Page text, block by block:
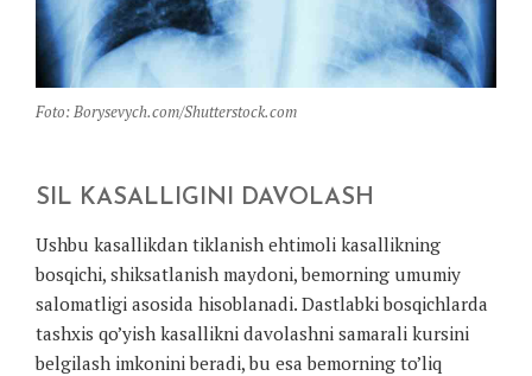
Foto: Borysevych.com/Shutterstock.com
SIL KASALLIGINI DAVOLASH
Ushbu kasallikdan tiklanish ehtimoli kasallikning
bosqichi, shiksatlanish maydoni, bemorning umumiy
salomatligi asosida hisoblanadi. Dastlabki bosqichlarda
tashxis qo’yish kasallikni davolashni samarali kursini
belgilash imkonini beradi, bu esa bemorning to’liq